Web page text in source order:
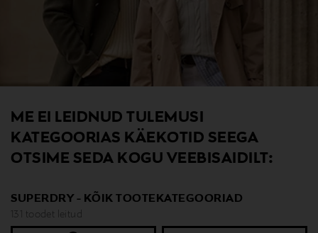
ME EI LEIDNUD TULEMUSI
KATEGOORIAS KÄEKOTID SEEGA
OTSIME SEDA KOGU VEEBISAIDILT:
SUPERDRY - KÕIK TOOTEKATEGOORIAD
131 toodet leitud